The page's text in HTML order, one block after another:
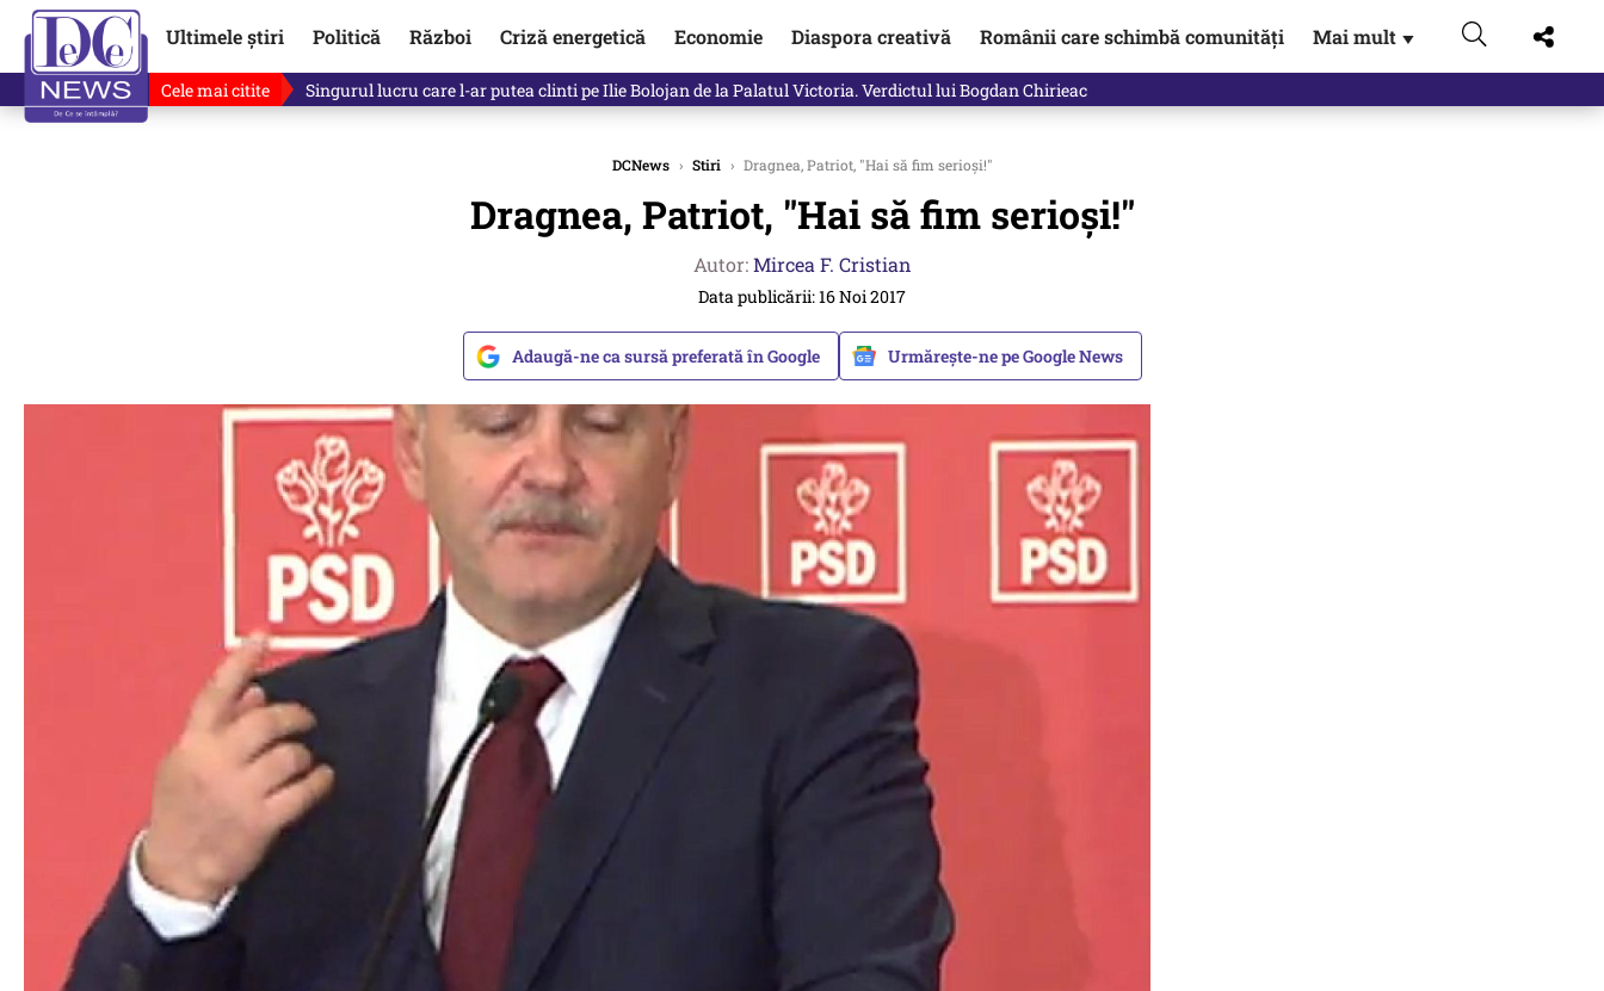
Ultimele știri Politică Război Criză energetică Economie Diaspora creativă Românii care schimbă comunități Mai mult ▼
Cele mai citite Singurul lucru care l-ar putea clinti pe Ilie Bolojan de la Palatul Victoria. Verdictul lui Bogdan Chirieac
DCNews › Stiri › Dragnea, Patriot, "Hai să fim serioşi!"
Dragnea, Patriot, "Hai să fim serioşi!"
Autor:Mircea F. Cristian
Data publicării: 16 Noi 2017
Adaugă-ne ca sursă preferată în Google Urmărește-ne pe Google News